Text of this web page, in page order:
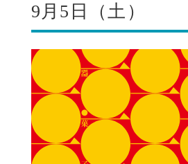
9月5日（土）